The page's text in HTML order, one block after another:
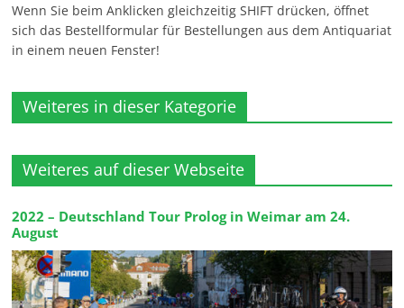
Wenn Sie beim Anklicken gleichzeitig SHIFT drücken, öffnet
sich das Bestellformular für Bestellungen aus dem Antiquariat
in einem neuen Fenster!
Weiteres in dieser Kategorie
Weiteres auf dieser Webseite
2022 – Deutschland Tour Prolog in Weimar am 24.
August